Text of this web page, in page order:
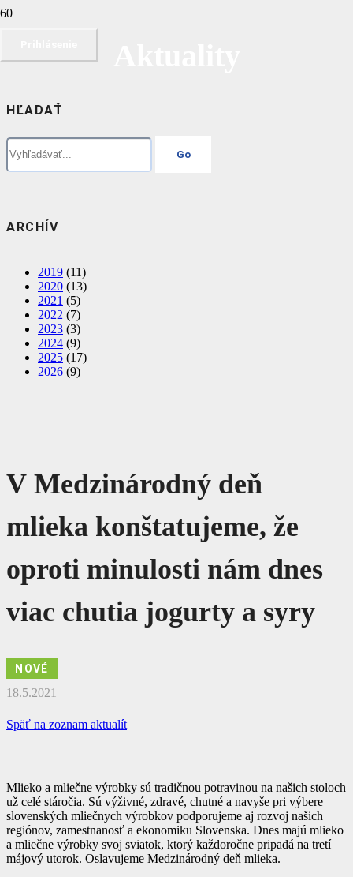
HĽADAŤ
ARCHÍV
2019 (11)
2020 (13)
2021 (5)
2022 (7)
2023 (3)
2024 (9)
2025 (17)
2026 (9)
V Medzinárodný deň
mlieka konštatujeme, že
oproti minulosti nám dnes
viac chutia jogurty a syry
NOVÉ
18.5.2021
Späť na zoznam aktualít
Mlieko a mliečne výrobky sú tradičnou potravinou na našich stoloch
už celé stáročia. Sú výživné, zdravé, chutné a navyše pri výbere
slovenských mliečnych výrobkov podporujeme aj rozvoj našich
regiónov, zamestnanosť a ekonomiku Slovenska. Dnes majú mlieko
a mliečne výrobky svoj sviatok, ktorý každoročne pripadá na tretí
májový utorok. Oslavujeme Medzinárodný deň mlieka.